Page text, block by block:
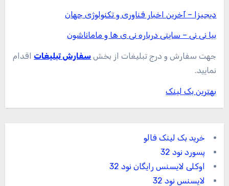
دیجیزا – آخرین اخبار فناوری و تکنولوژی جهان
بیا نی نی – سایتی درباره نی ی ها و ماماناشون
جهت سفارش و درج تبلیغات از بخش سفارش تبلیغات اقدام
نمایید.
بهترین بک لینک
خرید بک لینک فالو
پسورد نود 32
اوکلی لایسنس رایگان نود 32
لایسنس نود 32